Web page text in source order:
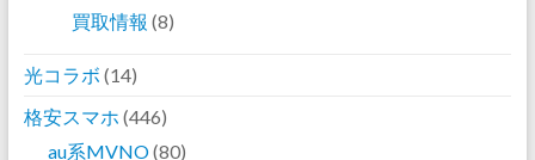
買取情報 (8)
光コラボ (14)
格安スマホ (446)
au系MVNO(80)